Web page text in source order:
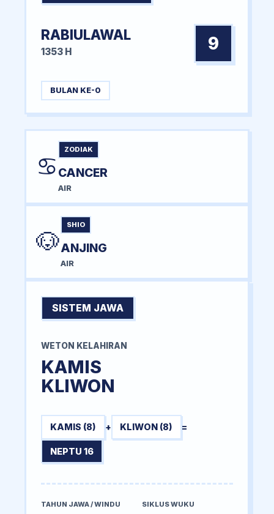
RABIULAWAL
1353 H 9
BULAN KE-0
♋
ZODIAK
CANCER
AIR
🐶
SHIO
ANJING
AIR
SISTEM JAWA
WETON KELAHIRAN
KAMIS
KLIWON
KAMIS (8) + KLIWON (8) =
NEPTU 16
TAHUN JAWA / WINDU SIKLUS WUKU